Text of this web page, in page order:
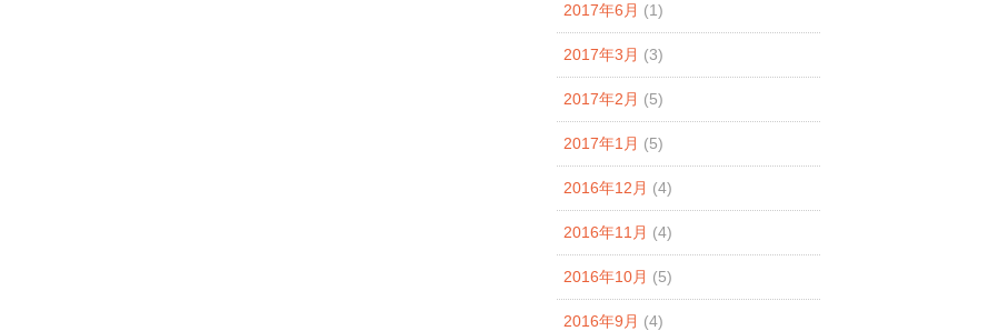
2017年6月 (1)
2017年3月 (3)
2017年2月 (5)
2017年1月 (5)
2016年12月 (4)
2016年11月 (4)
2016年10月 (5)
2016年9月 (4)